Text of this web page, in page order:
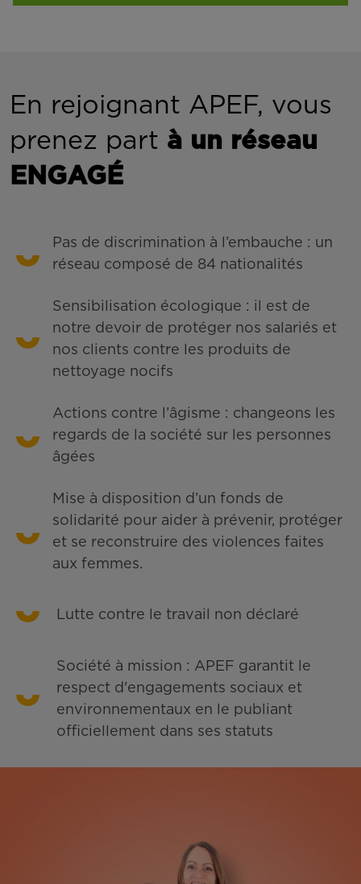
En rejoignant APEF, vous
prenez part à un réseau
ENGAGÉ
Pas de discrimination à l’embauche : un
réseau composé de 84 nationalités
Sensibilisation écologique : il est de
notre devoir de protéger nos salariés et
nos clients contre les produits de
nettoyage nocifs
Actions contre l’âgisme : changeons les
regards de la société sur les personnes
âgées
Mise à disposition d’un fonds de
solidarité pour aider à prévenir, protéger
et se reconstruire des violences faites
aux femmes.
Lutte contre le travail non déclaré
Société à mission : APEF garantit le
respect d'engagements sociaux et
environnementaux en le publiant
officiellement dans ses statuts